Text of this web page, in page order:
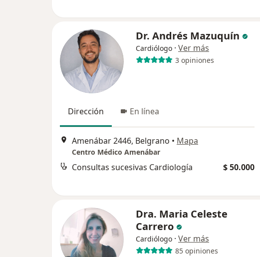
Dr. Andrés Mazuquín
Cardiólogo · Ver más
3 opiniones
Dirección En línea
Amenábar 2446, Belgrano • Mapa
Centro Médico Amenábar
Consultas sucesivas Cardiología $ 50.000
Dra. Maria Celeste
Carrero
Cardiólogo · Ver más
85 opiniones